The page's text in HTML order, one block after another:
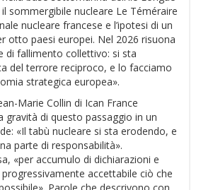
sommergibile nucleare Le Téméraire
nucleare francese e l’ipotesi di un
otto paesi europei. Nel 2026 risuona
di fallimento collettivo: si sta
del terrore reciproco, e lo facciamo
strategica europea».
Marie Collin di Ican France
gravità di questo passaggio in un
«Il tabù nucleare si sta erodendo, e
parte di responsabilità».
«per accumulo di dichiarazioni e
accettabile ciò che
Parole che descrivono con